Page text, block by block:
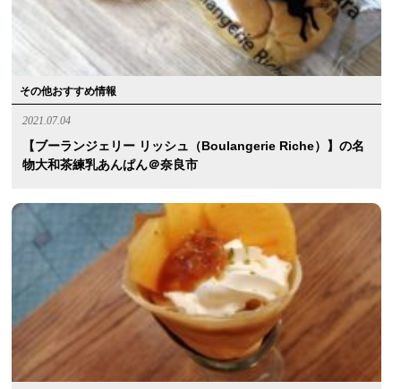
その他おすすめ情報
2021.07.04
【ブーランジェリー リッシュ（Boulangerie Riche）】の名
物大和茶練乳あんぱん＠奈良市